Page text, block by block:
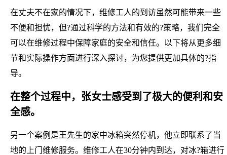
在丈夫不在家的情况下，维修工人的到访虽然可能带来一些
不便和担忧，但?通过科学的方法和有效的?策略，我们完全
可以在维修过程中保障家庭的安全和信任。以下将从更多细
节和实际操作方面进行深入探讨，为您提供更加具体的?指
导。
在整个过程中，张女士感受到了极大的便利和安
全感。
另一个案例是王先生的家中冰箱突然停机，他立即联系了当
地的上门维修服务。维修工人在30分钟内到达，对冰?箱进行